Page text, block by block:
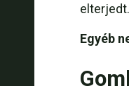
Egyéb